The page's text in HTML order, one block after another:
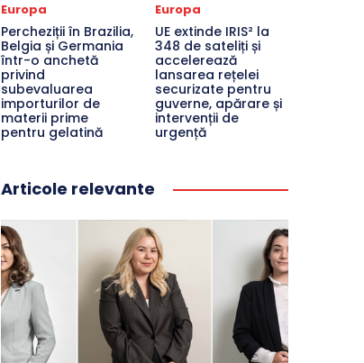
Europa
Percheziții în Brazilia,
Belgia și Germania
într-o anchetă
privind
subevaluarea
importurilor de
materii prime
pentru gelatină
Europa
UE extinde IRIS² la
348 de sateliți și
accelerează
lansarea rețelei
securizate pentru
guverne, apărare și
intervenții de
urgență
Articole relevante